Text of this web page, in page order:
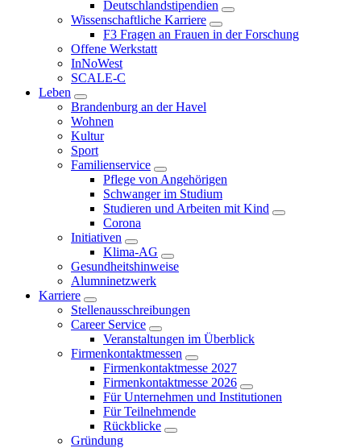
Deutschlandstipendien
Wissenschaftliche Karriere
F3 Fragen an Frauen in der Forschung
Offene Werkstatt
InNoWest
SCALE-C
Leben
Brandenburg an der Havel
Wohnen
Kultur
Sport
Familienservice
Pflege von Angehörigen
Schwanger im Studium
Studieren und Arbeiten mit Kind
Corona
Initiativen
Klima-AG
Gesundheitshinweise
Alumninetzwerk
Karriere
Stellenausschreibungen
Career Service
Veranstaltungen im Überblick
Firmenkontaktmessen
Firmenkontaktmesse 2027
Firmenkontaktmesse 2026
Für Unternehmen und Institutionen
Für Teilnehmende
Rückblicke
Gründung